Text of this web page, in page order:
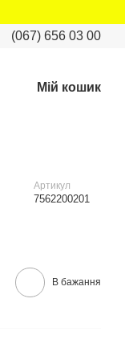
(067) 656 03 00
Мій кошик
Артикул
7562200201
В бажання